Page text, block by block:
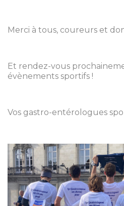
Merci à tous, coureurs et
Et rendez-vous
évènements sportifs !
Vos gastro-entérologues